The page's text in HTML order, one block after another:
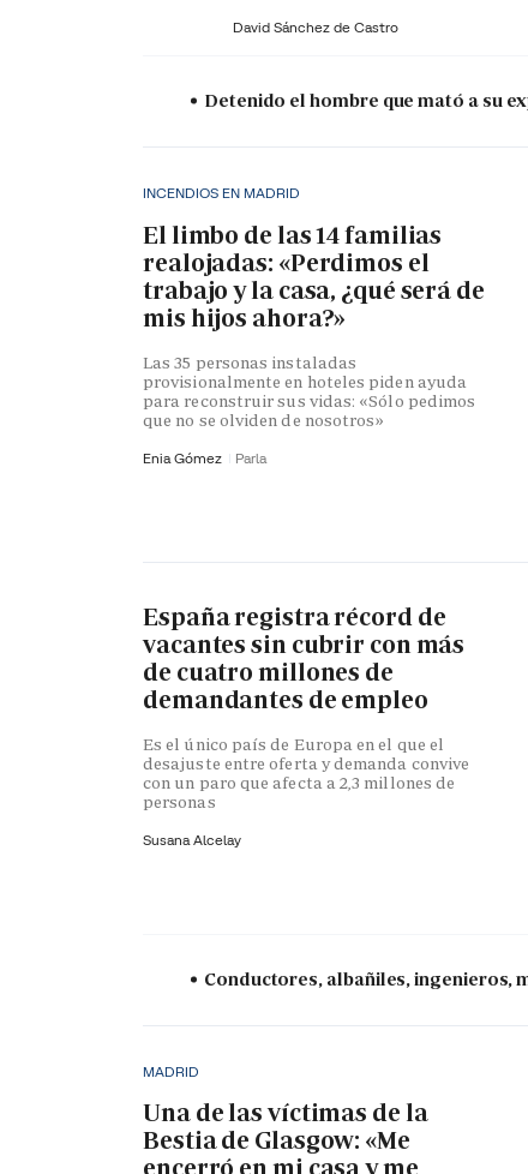
David Sánchez de Castro
Detenido el hombre que mató a su
INCENDIOS EN MADRID
El limbo de las 14 familias
realojadas: «Perdimos el
trabajo y la casa, ¿qué será de
mis hijos ahora?»
Las 35 personas instaladas
provisionalmente en hoteles piden ayuda
para reconstruir sus vidas: «Sólo pedimos
que no se olviden de nosotros»
Enia Gómez Parla
España registra récord de
vacantes sin cubrir con más
de cuatro millones de
demandantes de empleo
Es el único país de Europa en el que el
desajuste entre oferta y demanda convive
con un paro que afecta a 2,3 millones de
personas
Susana Alcelay
Conductores, albañiles, ingenieros,
MADRID
Una de las víctimas de la
Bestia de Glasgow: «Me